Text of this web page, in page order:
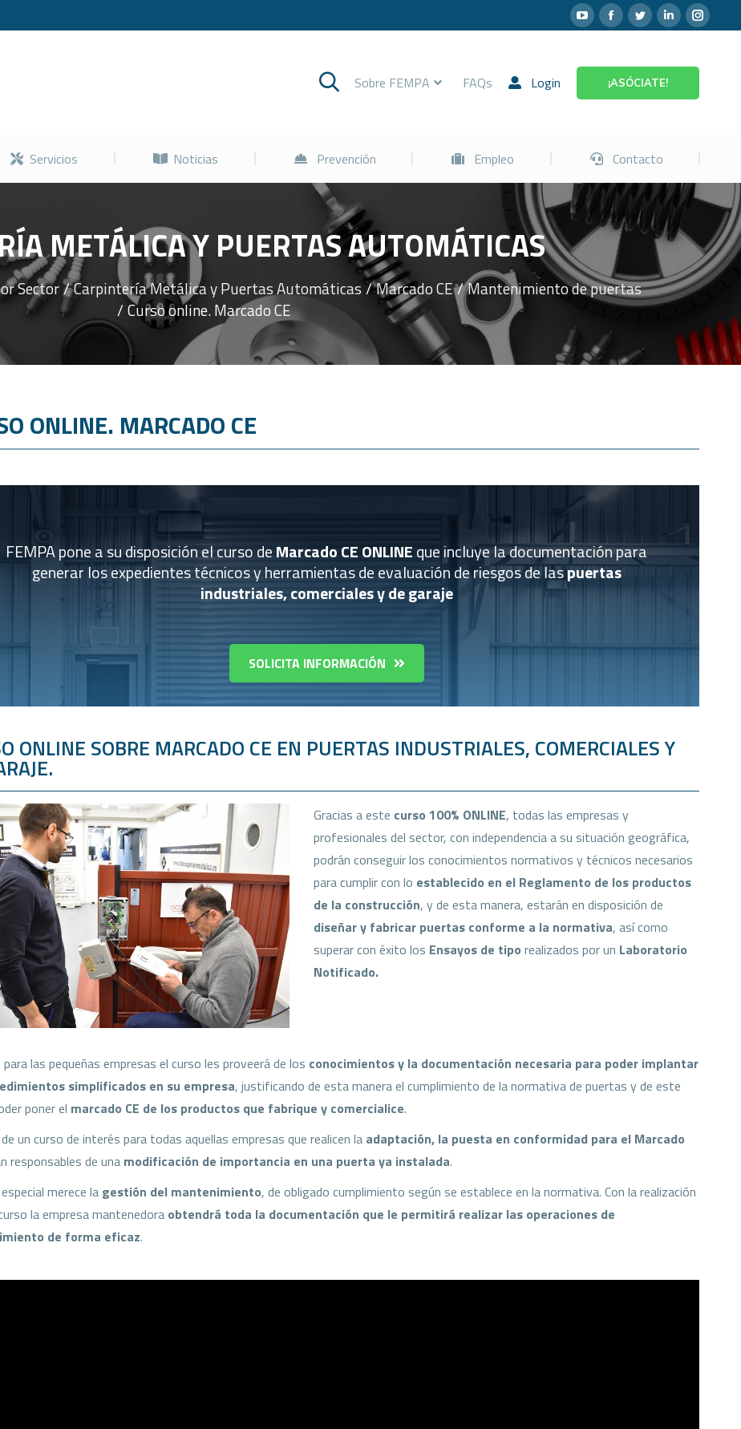
Sobre FEMPA FAQs Login ¡ASÓCIATE!
Servicios Noticias Prevención Empleo Contacto
METÁLICA Y PUERTAS AUTOMÁTICAS
Sector Carpintería Metálica y Puertas Automáticas Marcado CE
Mantenimiento de puertas
Curso online. Marcado CE
ONLINE. MARCADO CE
FEMPA pone a su disposición el curso deMarcado CE ONLINEque incluye la documentación para
generar los expedientes técnicos y herramientas de evaluación de riesgos de laspuertas
industriales, comerciales y de garaje
SOLICITA INFORMACIÓN
ONLINE SOBRE MARCADO CE EN PUERTAS INDUSTRIALES, COMERCIALES Y
Gracias a este curso 100% ONLINE, todas las empresas y
profesionales del sector, con independencia a su situación geográfica,
podrán conseguir los conocimientos normativos y técnicos necesarios
para cumplir con lo establecido en el Reglamento de los productos
de la construcción, y de esta manera, estarán en disposición de
diseñar y fabricar puertas conforme a la normativa, así como
superar con éxito los Ensayos de tipo realizados por un Laboratorio
Notificado.
las pequeñas empresas el curso les proveerá de los conocimientos y la documentación necesaria para poder implantar
simplificados en su empresa, justificando de esta manera el cumplimiento de la normativa de puertas y de este
poner el marcado CE de los productos que fabrique y comercialice.
un curso de interés para todas aquellas empresas que realicen la adaptación, la puesta en conformidad para el Marcado
responsables de una modificación de importancia en una puerta ya instalada.
merece la gestión del mantenimiento, de obligado cumplimiento según se establece en la normativa. Con la realización
la empresa mantenedora obtendrá toda la documentación que le permitirá realizar las operaciones de
de forma eficaz.
Cursos Servicios Noticias Prevención Empleo Contacto